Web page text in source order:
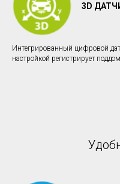
3D
Интегрированный цифровой
настройкой регистрирует